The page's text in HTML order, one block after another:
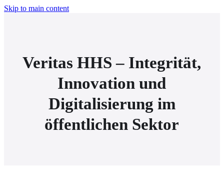
Skip to main content
Veritas HHS – Integrität,
Innovation und
Digitalisierung im
öffentlichen Sektor